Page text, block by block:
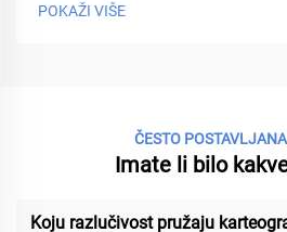
POKAŽI VIŠE
ČESTO
Imate li bilo
Koju razlučivost pružaju